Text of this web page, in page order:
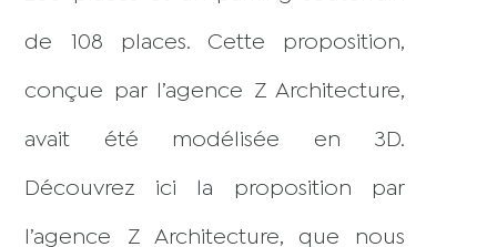
de 108 places. Cette proposition,
conçue par l’agence Z Architecture,
avait été modélisée en 3D.
Découvrez ici la proposition par
l’agence Z Architecture, que nous